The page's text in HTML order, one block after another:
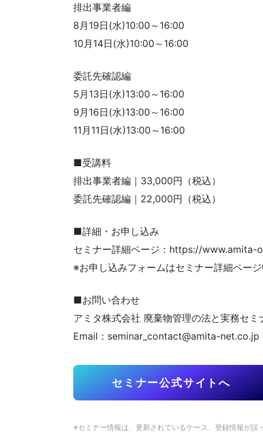
排出事業者編
8月19日(水)10:00～16:00
10月14日(水)10:00～16:00
委託先確認編
5月13日(水)13:00～16:00
9月16日(水)13:00～16:00
11月11日(水)13:00～16:00
■受講料
排出事業者編｜33,000円（税込）
委託先確認編｜22,000円（税込）
■詳細・お申し込み
セミナー詳細ページ：https://
※お申し込みフォームはセミナー詳細ページ
■お問い合わせ
アミタ株式会社 廃棄物管理の法と実務セミ
Email：seminar_contact@amita-net.co.jp
セミナー公式サイトへ
※セミナー情報は、更新されているケース、登録情報が誤